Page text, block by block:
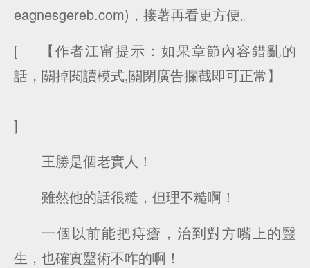
eagnesgereb.com)，接著再看更方便。
[ 【作者江甯提示：如果章節內容錯亂的
話，關掉閱讀模式,關閉廣告攔截即可正常】
]
王勝是個老實人！
雖然他的話很糙，但理不糙啊！
一個以前能把痔瘡，治到對方嘴上的毉
生，也確實毉術不咋的啊！